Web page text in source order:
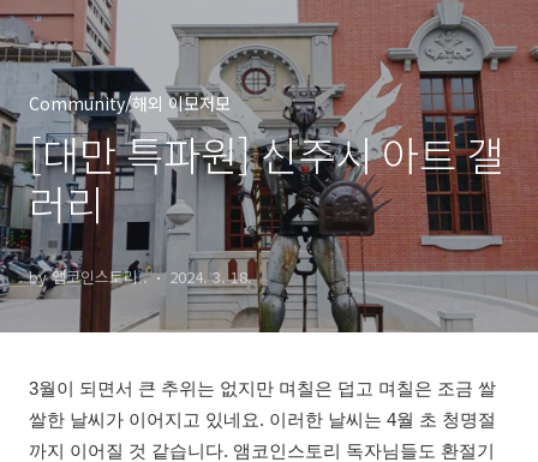
Community/해외 이모저모
[대만 특파원] 신주시 아트 갤
러리
by 앰코인스토리.. 2024. 3. 18.
3월이 되면서 큰 추위는 없지만 며칠은 덥고 며칠은 조금 쌀
쌀한 날씨가 이어지고 있네요. 이러한 날씨는 4월 초 청명절
까지 이어질 것 같습니다. 앰코인스토리 독자님들도 환절기